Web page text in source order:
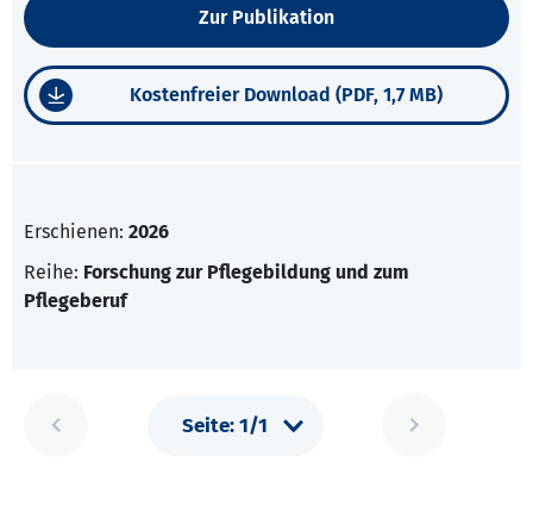
Zur Publikation
Kostenfreier Download (PDF, 1,7 MB)
Erschienen: 2026
Reihe: Forschung zur Pflegebildung und zum
Pflegeberuf